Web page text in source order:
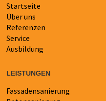
Navigation
überspringen
Startseite
Über uns
Referenzen
Service
Ausbildung
LEISTUNGEN
Navigation
Fassadensanierung